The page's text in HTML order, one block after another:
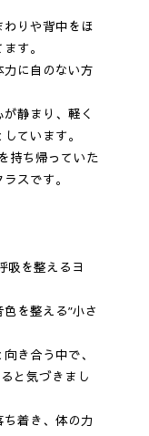
りや背中をほ
す。
に自のない方
静まり、軽く
ています。
持ち帰っていた
スです。
吸を整えるヨ
を整える”小さ
き合う中で、
と気づきまし
着き、体の力